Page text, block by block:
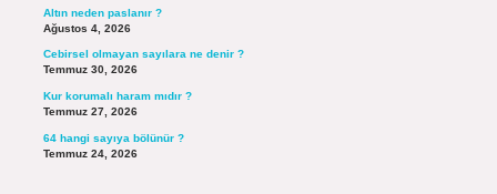
Altın neden paslanır ?
Ağustos 4, 2026
Cebirsel olmayan sayılara ne denir ?
Temmuz 30, 2026
Kur korumalı haram mıdır ?
Temmuz 27, 2026
64 hangi sayıya bölünür ?
Temmuz 24, 2026